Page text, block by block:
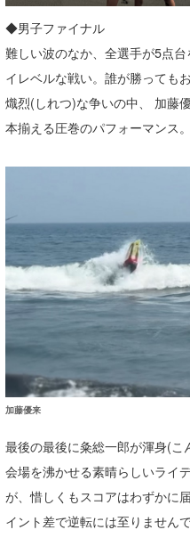
◆男子ファイナル
難しい波のなか、全選手が5点
イレベルな戦い。誰が勝っても
熾烈(しれつ)な争いの中、 加藤
本揃える圧巻のパフォーマンス。
加藤優来
最後の最後に粂総一郎が渾身(こ
会場を沸かせる素晴らしいライ
が、惜しくもスコアはわずかに
イント差で逆転には至りませんで